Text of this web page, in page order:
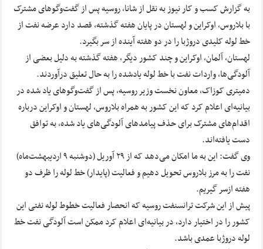
به گزارش کسب و کار نیوز به نقل از شانا, روسیه پس از گفت‌وگوهای مشترک
با بلاروس، اوکراین و لهستان در پایان هفته گذشته، قصد دارد عرضه نفت از
خط لوله کلیدی دروژبا را در دو هفته آینده از سر بگیرد.
لهستان، آلمان، اوکراین و چند کشور دیگر، هفته گذشته به دلیل بعضی از
آلودگی‌ها، واردات نفت با خط لوله یادشده را به حال تعلیق درآوردند.
دمیتری کوزاک، معاون نخست وزیر روسیه، پس از گفت‌وگوهای یاد شده در
بیانیه‌ای اعلام کرد که این کشور به همراه بلاروس، لهستان و اوکراین درباره
اقدام‌های مشترک برای حذف پیامدهای آلودگی‌های یاد شده، به توافق
دست یافته‌اند.
وی گفت: این به ما امکان می‌دهد که از ۲۹ آوریل (دوشنبه ۹ اردیبهشت‌ماه)
نفت را به مرز بلاروس تحویل دهیم و فعالیت (پایدار) خط لوله را ظرف دو
هفته ازسر گیریم.
پیش از این شرکت ترانسنفت روسیه که انحصار فعالیت خطوط لوله‌ نفتی این
کشور را در اختیار دارد، در بیانیه‌ای اعلام کرد ممکن است آلودگی نفت خط
لوله دروژبا عمدی باشد.